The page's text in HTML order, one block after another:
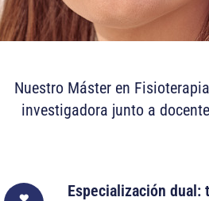
Nuestro Máster en
investigadora junto a
Especialización dual: